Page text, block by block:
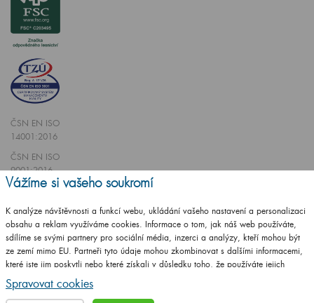
ČSN EN ISO
14001:2016
ČSN EN ISO
9001:2016
Vytvořilo studio CZECHGROUP.cz
© 2009 - 2025 Koupelnový nábytek Dřevojas v. d.,
Vážíme si vašeho soukromí
K analýze návštěvnosti a funkcí webu, ukládání vašeho nastavení a personalizaci
obsahu a reklam využíváme cookies. Informace o tom, jak náš web používáte,
sdílíme se svými partnery pro sociální média, inzerci a analýzy, kteří mohou být
ze zemí mimo EU. Partneři tyto údaje mohou zkombinovat s dalšími informacemi,
které jste jim poskytli nebo které získali v důsledku toho, že používáte jejich
služby.
Podrobné informace
Spravovat cookies